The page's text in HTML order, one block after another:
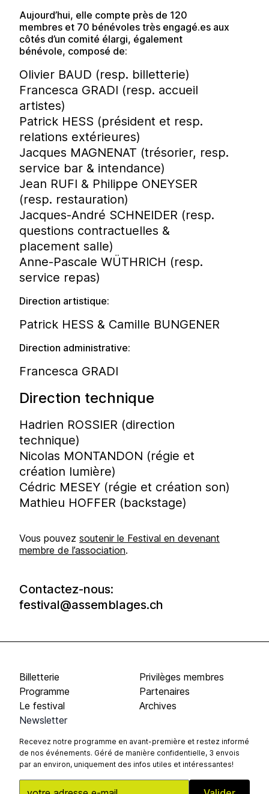
Aujourd’hui, elle compte près de 120
membres et 70 bénévoles très engagé.es aux
côtés d’un comité élargi, également
bénévole, composé de:
Olivier BAUD (resp. billetterie)
Francesca GRADI (resp. accueil
artistes)
Patrick HESS (président et resp.
relations extérieures)
Jacques MAGNENAT (trésorier, resp.
service bar & intendance)
Jean RUFI & Philippe ONEYSER
(resp. restauration)
Jacques-André SCHNEIDER (resp.
questions contractuelles &
placement salle)
Anne-Pascale WÜTHRICH (resp.
service repas)
Direction artistique:
Patrick HESS & Camille BUNGENER
Direction administrative:
Francesca GRADI
Direction technique
Hadrien ROSSIER (direction
technique)
Nicolas MONTANDON (régie et
création lumière)
Cédric MESEY (régie et création son)
Mathieu HOFFER (backstage)
Vous pouvez soutenir le Festival en devenant
membre de l’association.
Contactez-nous:
festival@assemblages.ch
Billetterie
Programme
Le festival
Privilèges membres
Partenaires
Archives
Newsletter
Recevez notre programme en avant-première et restez informé
de nos événements. Géré de manière confidentielle, 3 envois
par an environ, uniquement des infos utiles et intéressantes!